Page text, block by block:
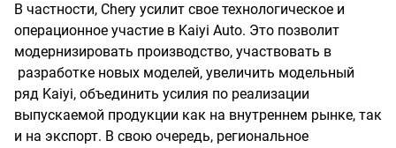
В частности, Chery усилит свое технологическое и
операционное участие в Kaiyi Auto. Это позволит
модернизировать производство, участвовать в
разработке новых моделей, увеличить модельный
ряд Kaiyi, объединить усилия по реализации
выпускаемой продукции как на внутреннем рынке, так
и на экспорт. В свою очередь, региональное